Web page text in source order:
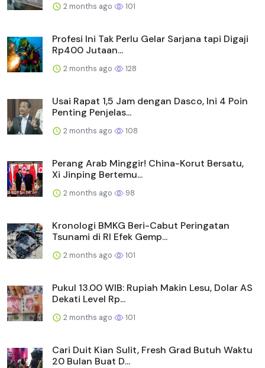
2 months ago 101
Profesi Ini Tak Perlu Gelar Sarjana tapi Digaji
Rp400 Jutaan...
2 months ago 128
Usai Rapat 1,5 Jam dengan Dasco, Ini 4 Poin
Penting Penjelas...
2 months ago 108
Perang Arab Minggir! China-Korut Bersatu,
Xi Jinping Bertemu...
2 months ago 98
Kronologi BMKG Beri-Cabut Peringatan
Tsunami di RI Efek Gemp...
2 months ago 101
Pukul 13.00 WIB: Rupiah Makin Lesu, Dolar AS
Dekati Level Rp...
2 months ago 101
Cari Duit Kian Sulit, Fresh Grad Butuh Waktu
20 Bulan Buat D...